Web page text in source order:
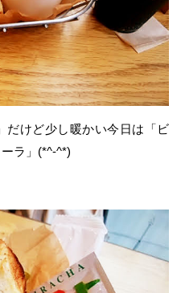
だけど少し暖かい今日は「ビ
ラ」(*^-^*)